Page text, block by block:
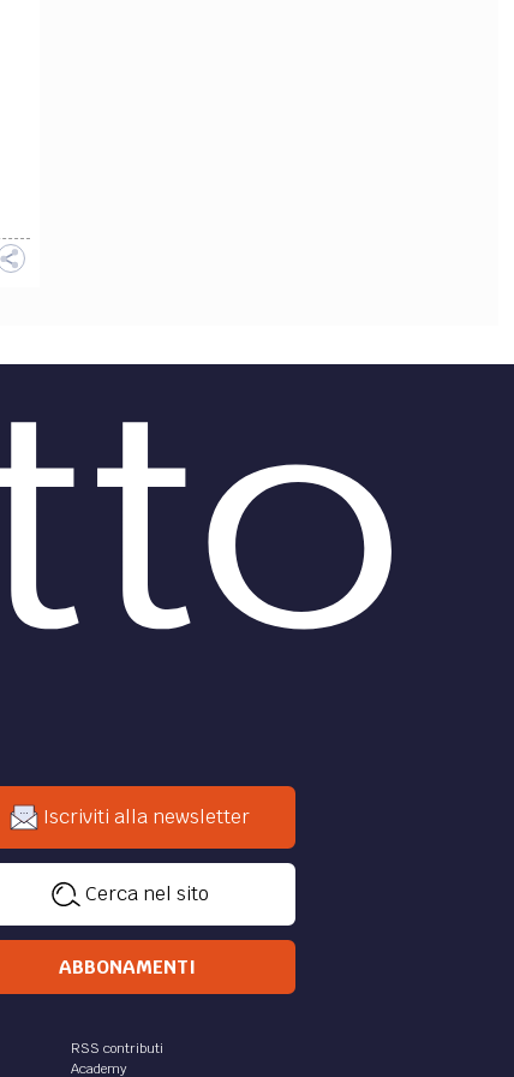
Iscriviti alla newsletter
Cerca nel sito
ABBONAMENTI
RSS contributi
Academy